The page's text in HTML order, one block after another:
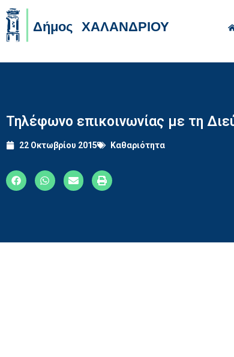
Τηλέφωνο επικοινωνίας με τη
22 Οκτωβρίου 2015 Καθαριότητα